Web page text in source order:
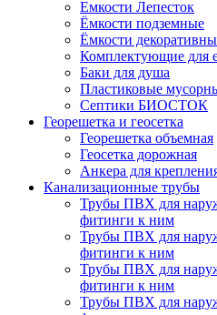
Емкости Лепесток
Ёмкости подземные
Ёмкости
Комплектующие для
Баки для душа
Пластиковые
Септики БИОСТОК
Георешетка и геосетка
Георешетка объемная
Геосетка дорожная
Анкера для
Канализационные трубы
Трубы ПВХ для
фитинги к ним
Трубы ПВХ для
фитинги к ним
Трубы ПВХ для
фитинги к ним
Трубы ПВХ для